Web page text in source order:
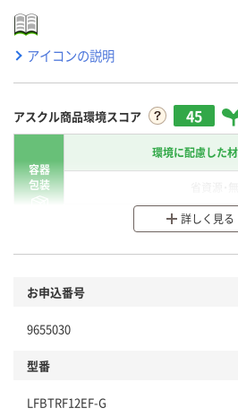
アイコンの説明
アスクル商品環境スコア 45
容器
包装
環境に配慮した
分別・リサイクル
商品
本体
仕組
詳しく見る
お申込番号
9655030
型番
LFBTRF12EF-G